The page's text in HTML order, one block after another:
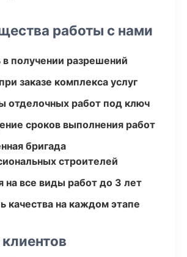
работы с нами
получении разрешений
заказе комплекса услуг
отделочных работ под ключ
сроков выполнения работ
бригада
строителей
на все виды работ до 3 лет
качества на каждом этапе